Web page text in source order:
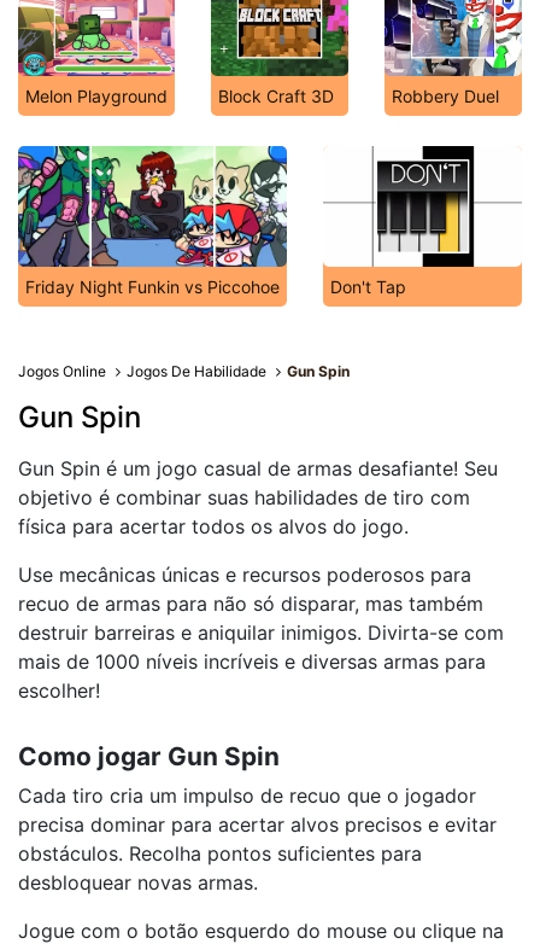
Melon Playground Block Craft 3D Robbery Duel
Friday Night Funkin vs Piccohoe Don't Tap
Jogos Online Jogos De Habilidade Gun Spin
Gun Spin
Gun Spin é um jogo casual de armas desafiante! Seu
objetivo é combinar suas habilidades de tiro com
física para acertar todos os alvos do jogo.
Use mecânicas únicas e recursos poderosos para
recuo de armas para não só disparar, mas também
destruir barreiras e aniquilar inimigos. Divirta-se com
mais de 1000 níveis incríveis e diversas armas para
escolher!
Como jogar Gun Spin
Cada tiro cria um impulso de recuo que o jogador
precisa dominar para acertar alvos precisos e evitar
obstáculos. Recolha pontos suficientes para
desbloquear novas armas.
Jogue com o botão esquerdo do mouse ou clique na